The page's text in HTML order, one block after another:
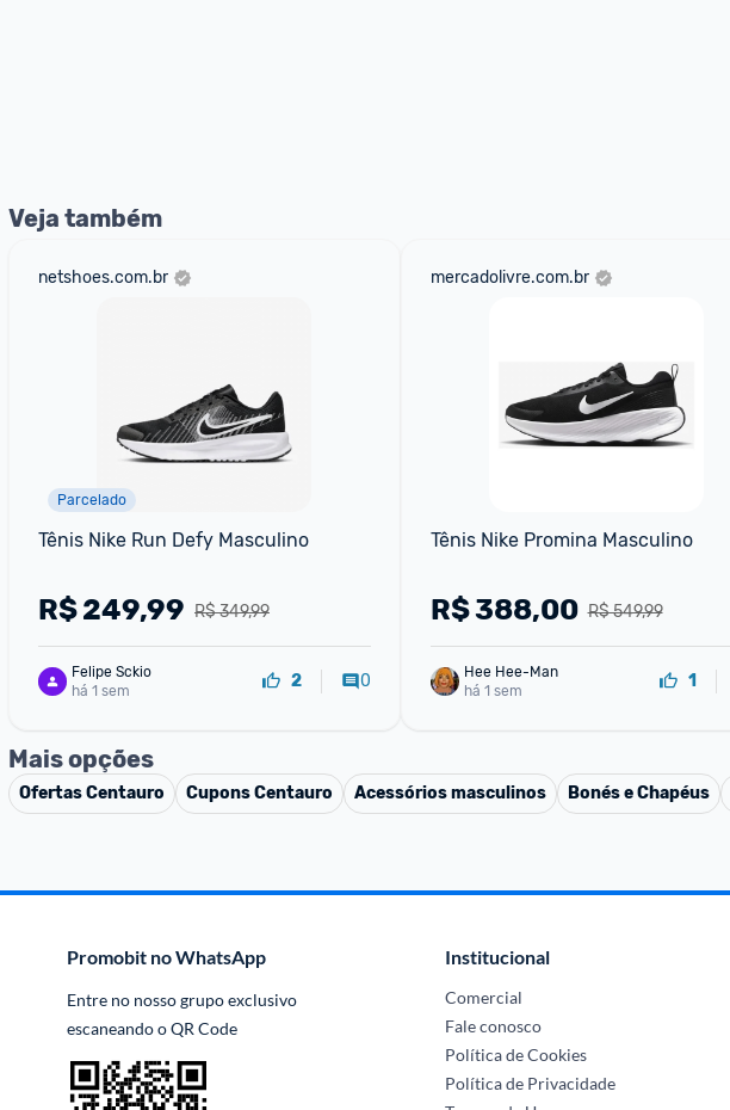
Veja também
netshoes.com.br
Parcelado
Tênis Nike Run Defy Masculino
R$ 349,99
R$249,99
Felipe Sckio
há 1 sem
2 0
mercadolivre.com.br
Tênis Nike Promina Masculino
R$ 549,99
R$388,00
Hee Hee-Man
há 1 sem
1
Mais opções
OfertasCentauro CuponsCentauro Acessórios masculinos Bonés e Chapéus
Promobit no WhatsApp
Entre no nosso grupo exclusivo
escaneando o QR Code
Institucional
Comercial
Fale conosco
Política de Cookies
Política de Privacidade